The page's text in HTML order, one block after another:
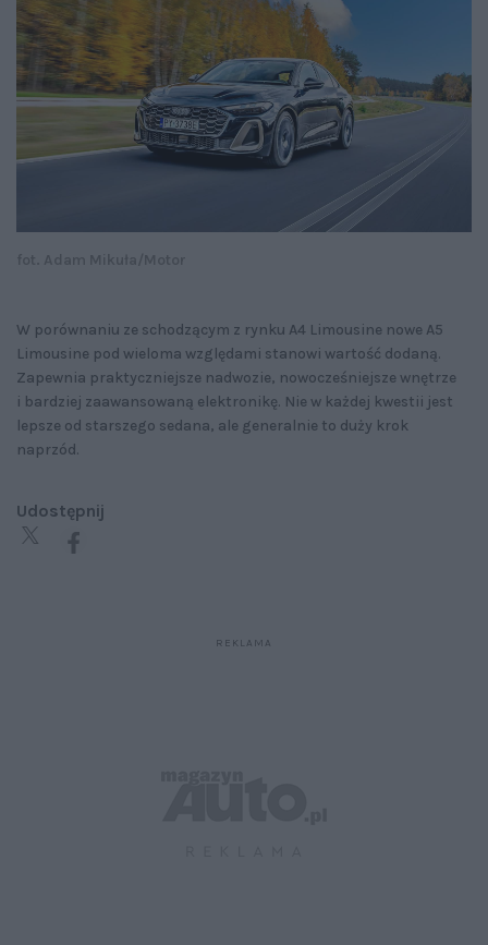
W porównaniu ze schodzącym z rynku A4 Limousine nowe A5
Limousine pod wieloma względami stanowi wartość dodaną.
Zapewnia praktyczniejsze nadwozie, nowocześniejsze wnętrze
i bardziej zaawansowaną elektronikę. Nie w każdej kwestii jest
lepsze od starszego sedana, ale generalnie to duży krok
naprzód.
Udostępnij